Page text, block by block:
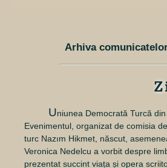
Arhiva
Uniunea Democrată Turcă
Evenimentul, organizat de comisia
turc Nazım Hikmet, născut,
Veronica Nedelcu a vorbit despre
prezentat succint viața și opera